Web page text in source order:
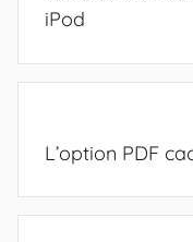
l’article
iPod
L’option PDF